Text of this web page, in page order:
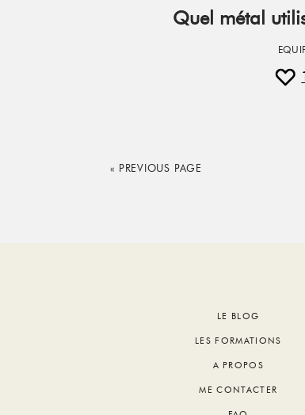
Quel métal
« PREVIOUS PAGE
LE BLOG
LES FORMATIONS
A PROPOS
ME CONTACTER